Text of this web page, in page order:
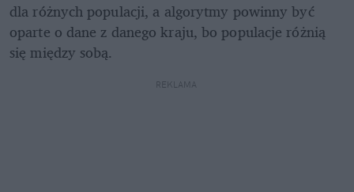
dla różnych populacji, a algorytmy powinny być
oparte o dane z danego kraju, bo populacje różnią
się między sobą.
REKLAMA